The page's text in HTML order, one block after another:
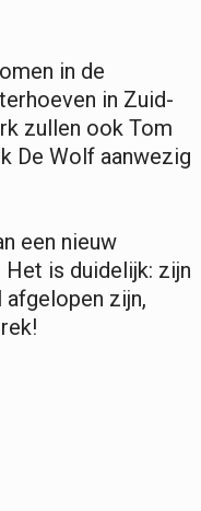
in de
in Zuid-
zullen ook Tom
De Wolf aanwezig
een nieuw
is duidelijk: zijn
zijn,